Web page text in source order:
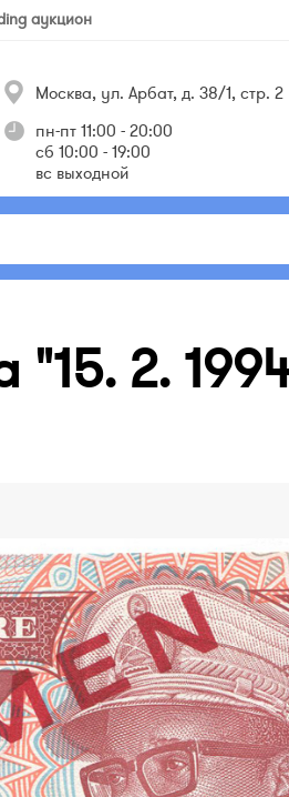
аукцион
Москва, ул. Арбат, д. 38/1, стр. 2
пн-пт 11:00 - 20:00
сб 10:00 - 19:00
вс выходной
"15. 2.